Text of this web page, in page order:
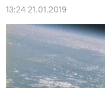
13:24 21.01.2019